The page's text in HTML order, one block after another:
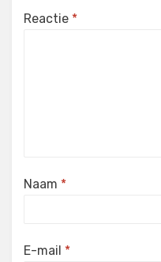
Reactie *
Naam *
E-mail *